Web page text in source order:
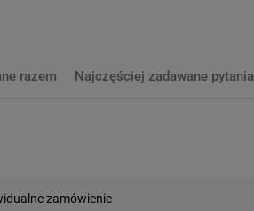
razem Najczęściej zadawane pytania
zamówienie